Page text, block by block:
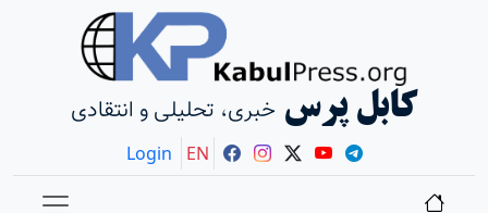
کابل پرس خبری، تحلیلی و انتقادی
Login EN